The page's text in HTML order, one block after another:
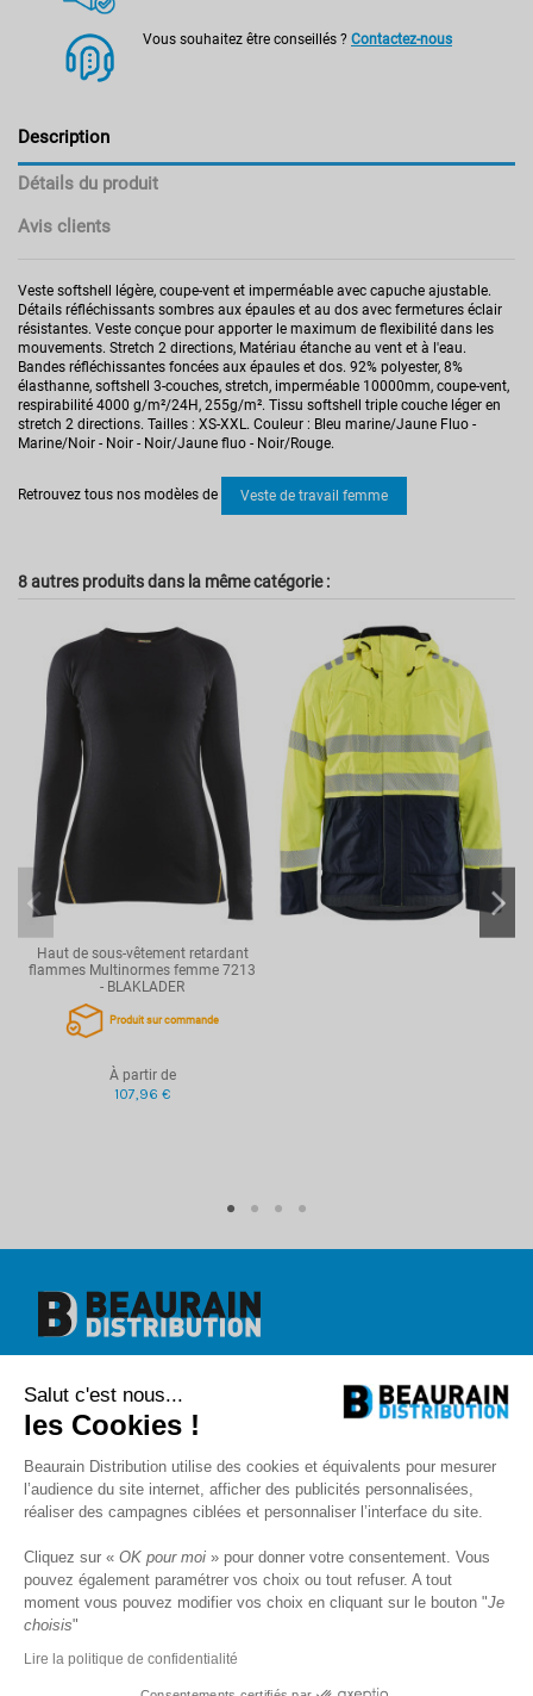
Vous souhaitez être conseillés ? Contactez-nous
Description
Détails du produit
Avis clients
Veste softshell légère, coupe-vent et imperméable avec capuche ajustable.
Détails réfléchissants sombres aux épaules et au dos avec fermetures éclair
résistantes. Veste conçue pour apporter le maximum de flexibilité dans les
mouvements. Stretch 2 directions, Matériau étanche au vent et à l'eau.
Bandes réfléchissantes foncées aux épaules et dos. 92% polyester, 8%
élasthanne, softshell 3-couches, stretch, imperméable 10000mm, coupe-vent,
respirabilité 4000 g/m²/24H, 255g/m². Tissu softshell triple couche léger en
stretch 2 directions. Tailles : XS-XXL. Couleur : Bleu marine/Jaune Fluo -
Marine/Noir - Noir - Noir/Jaune fluo - Noir/Rouge.
Artisan
Industrie
Référence
Retrouvez tous nos modèles de
Veste de travail femme
8 autres produits dans la même catégorie :
Haut de sous-vêtement retardant
flammes Multinormes femme 7213
- BLAKLADER
Produit sur commande
À partir de
107,96 €
1 rue de l'abbé Caron
BP 40020
80390 Fressenneville
contact@beaurain-distribution.com
Qui sommes-nous?
Mentions légales
CGV
Politique de protection des données
Livraison
SAV et Garantie
Salut c'est nous...
les Cookies !
Beaurain Distribution utilise des cookies et équivalents pour mesurer
l’audience du site internet, afficher des publicités personnalisées,
réaliser des campagnes ciblées et personnaliser l’interface du site.
Cliquez sur « OK pour moi » pour donner votre consentement. Vous
pouvez également paramétrer vos choix ou tout refuser. A tout
moment vous pouvez modifier vos choix en cliquant sur le bouton "Je
choisis"
Lire la politique de confidentialité